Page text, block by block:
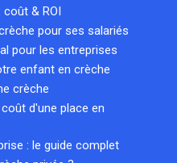
& ROI
pour ses salariés
pour les entreprises
enfant en crèche
crèche
d'une place en
: le guide complet